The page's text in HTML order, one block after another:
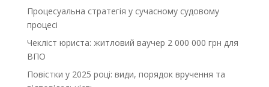
Процесуальна стратегія у сучасному судовому
процесі
Чекліст юриста: житловий ваучер 2 000 000 грн для
ВПО
Повістки у 2025 році: види, порядок вручення та